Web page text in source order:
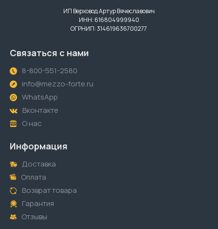
ИП Верховод Артур Вячеславович
ИНН: 616804999940
ОГРНИП: 314619636700277
Связаться с нами
8-800-551-2580
info@mezzo-forte.ru
WhatsApp
Вконтакте
О нас
Информация
Доставка
Оплата
Возврат товара
Гарантия
Отзывы